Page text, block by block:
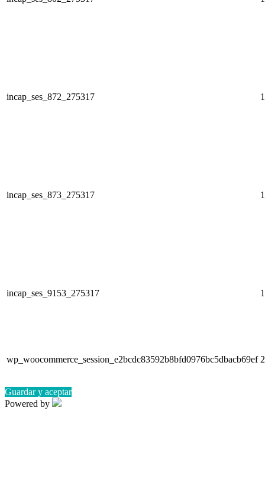
incap_ses_872_275317
incap_ses_873_275317
incap_ses_9153_275317
wp_woocommerce_session_e2bcdc83592b8bfd0976bc5dbacb69ef
Guardar y aceptar
Powered by